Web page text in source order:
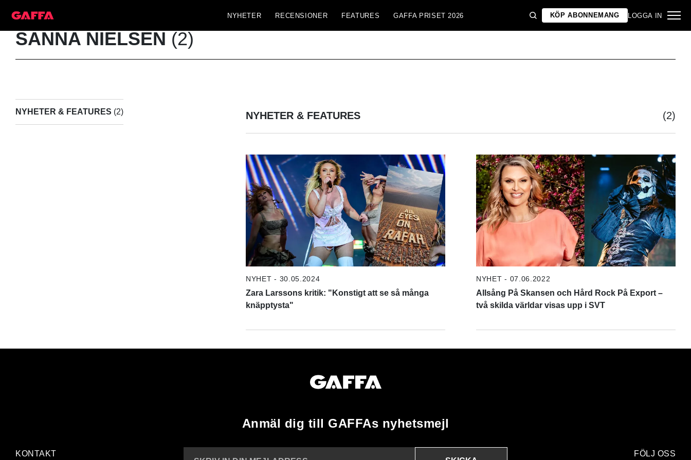
NYHETER RECENSIONER FEATURES GAFFA PRISET 2026 KÖP ABONNEMANG LOGGA IN
SANNA NIELSEN (2)
NYHETER & FEATURES (2) NYHETER & FEATURES (2)
NYHET - 30.05.2024
Zara Larssons kritik: "Konstigt att se så många
knäpptysta"
NYHET - 07.06.2022
Allsång På Skansen och Hård Rock På Export –
två skilda världar visas upp i SVT
Anmäl dig till GAFFAs nyhetsmejl
KONTAKT
FÖLJ OSS